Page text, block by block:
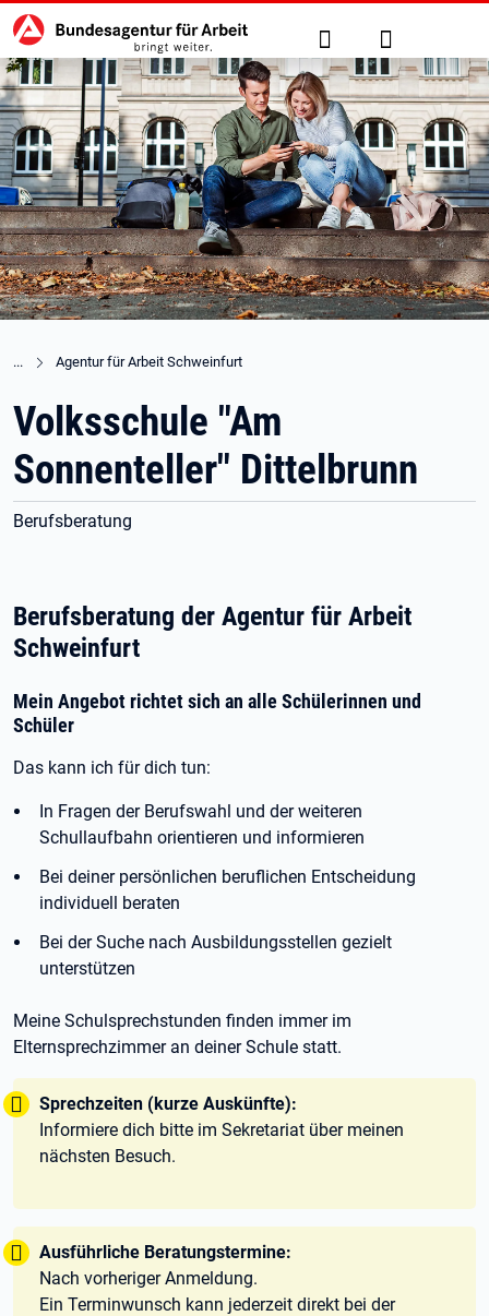
zu den Hauptinhalten springen
Hauptnavigation Suche Anmelden
Agentur für Arbeit Schweinfurt
Volksschule "Am
Sonnenteller" Dittelbrunn
Berufsberatung
Berufsberatung der Agentur für Arbeit
Schweinfurt
Mein Angebot richtet sich an alle Schülerinnen und
Schüler
Das kann ich für dich tun:
In Fragen der Berufswahl und der weiteren
Schullaufbahn orientieren und informieren
Bei deiner persönlichen beruflichen Entscheidung
individuell beraten
Bei der Suche nach Ausbildungsstellen gezielt
unterstützen
Meine Schulsprechstunden finden immer im
Elternsprechzimmer an deiner Schule statt.
Tipp:
Sprechzeiten (kurze Auskünfte):
Informiere dich bitte im Sekretariat über meinen
nächsten Besuch.
Tipp:
Ausführliche Beratungstermine:
Nach vorheriger Anmeldung.
Ein Terminwunsch kann jederzeit direkt bei der